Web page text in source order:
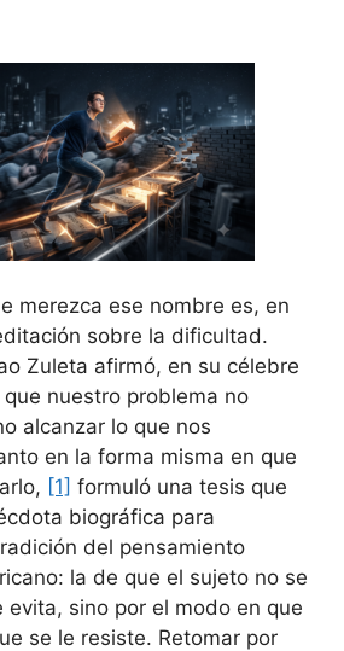
merezca ese nombre es, en
sobre la dificultad.
Zuleta afirmó, en su célebre
nuestro problema no
alcanzar lo que nos
en la forma misma en que
[1] formuló una tesis que
biográfica para
del pensamiento
la de que el sujeto no se
evita, sino por el modo en que
se le resiste. Retomar por